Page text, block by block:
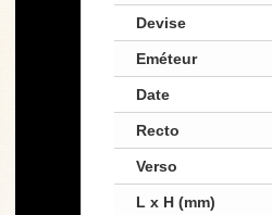
Devise
Eméteur
Date
Recto
Verso
L x H (mm)